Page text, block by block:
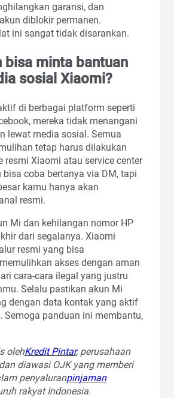
garansi, dan
diblokir permanen.
ini sangat tidak disarankan.
bisa minta bantuan
sosial Xiaomi?
di berbagai platform seperti
mereka tidak menangani
lewat media sosial. Semua
tetap harus dilakukan
resmi Xiaomi atau service center
bisa coba bertanya via DM, tapi
kamu hanya akan
resmi.
Mi dan kehilangan nomor HP
dari segalanya. Xiaomi
resmi yang bisa
akses dengan aman
cara-cara ilegal yang justru
Selalu pastikan akun Mi
dengan data kontak yang aktif
Semoga panduan ini membantu,
olehKredit Pintar, perusahaan
diawasi OJK yang memberi
penyaluranpinjaman
rakyat Indonesia.